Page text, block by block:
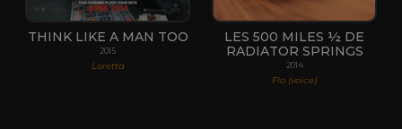
THINK LIKE A MAN TOO
2015
Loretta
LES 500 MILES ½ DE
RADIATOR SPRINGS
2014
Flo (voice)